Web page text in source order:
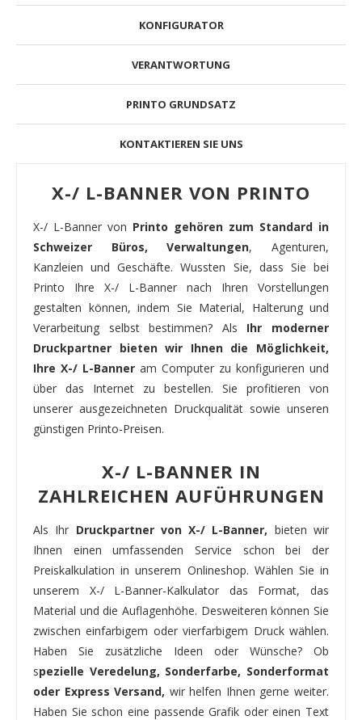
KONFIGURATOR
VERANTWORTUNG
PRINTO GRUNDSATZ
KONTAKTIEREN SIE UNS
X-/ L-BANNER VON PRINTO
X-/ L-Banner von Printo gehören zum Standard in
Schweizer Büros, Verwaltungen, Agenturen,
Kanzleien und Geschäfte. Wussten Sie, dass Sie bei
Printo Ihre X-/ L-Banner nach Ihren Vorstellungen
gestalten können, indem Sie Material, Halterung und
Verarbeitung selbst bestimmen? Als Ihr moderner
Druckpartner bieten wir Ihnen die Möglichkeit,
Ihre X-/ L-Banner am Computer zu konfigurieren und
über das Internet zu bestellen. Sie profitieren von
unserer ausgezeichneten Druckqualität sowie unseren
günstigen Printo-Preisen.
X-/ L-BANNER IN
ZAHLREICHEN AUFÜHRUNGEN
Als Ihr Druckpartner von X-/ L-Banner, bieten wir
Ihnen einen umfassenden Service schon bei der
Preiskalkulation in unserem Onlineshop. Wählen Sie in
unserem X-/ L-Banner-Kalkulator das Format, das
Material und die Auflagenhöhe. Desweiteren können Sie
zwischen einfarbigem oder vierfarbigem Druck wählen.
Haben Sie zusätzliche Ideen oder Wünsche? Ob
spezielle Veredelung, Sonderfarbe, Sonderformat
oder Express Versand, wir helfen Ihnen gerne weiter.
Haben Sie schon eine passende Grafik oder einen Text